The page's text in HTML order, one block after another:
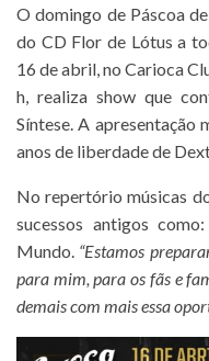
O domingo de Páscoa
do CD Flor de Lótus a
16 de abril, no Carioca
h, realiza show que
Síntese. A apresentação
anos de liberdade de
No repertório músicas
sucessos antigos
Mundo. “Estamos
para mim, para os fãs e
demais com mais essa